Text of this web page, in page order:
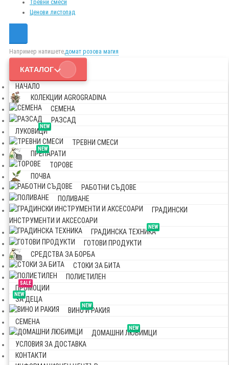
Тревни смеси
Ценови листопад
Например напишете,домат розова магия
КАТАЛОГ
НАЧАЛО
КОЛЕКЦИИ AGROGRADINA
СЕМЕНА
РАЗСАД
NEW
ЛУКОВИЦИ
ТРЕВНИ СМЕСИ
NEW
ПРЕПАРАТИ
ТОРОВЕ
ПОЧВА
РАБОТНИ СЪДОВЕ
ПОЛИВАНЕ
ГРАДИНСКИ
ИНСТРУМЕНТИ И АКСЕСОАРИ
NEW
ГРАДИНСКА ТЕХНИКА
ГОТОВИ ПРОДУКТИ
СРЕДСТВА ЗА БОРБА
СТОКИ ЗА БИТА
ПОЛИЕТИЛЕН
SALE
ПРОМОЦИИ
NEW
ЗА ДЕЦА
NEW
ВИНО И РАКИЯ
СЕМЕНА
NEW
ДОМАШНИ ЛЮБИМЦИ
УСЛОВИЯ ЗА ДОСТАВКА
КОНТАКТИ